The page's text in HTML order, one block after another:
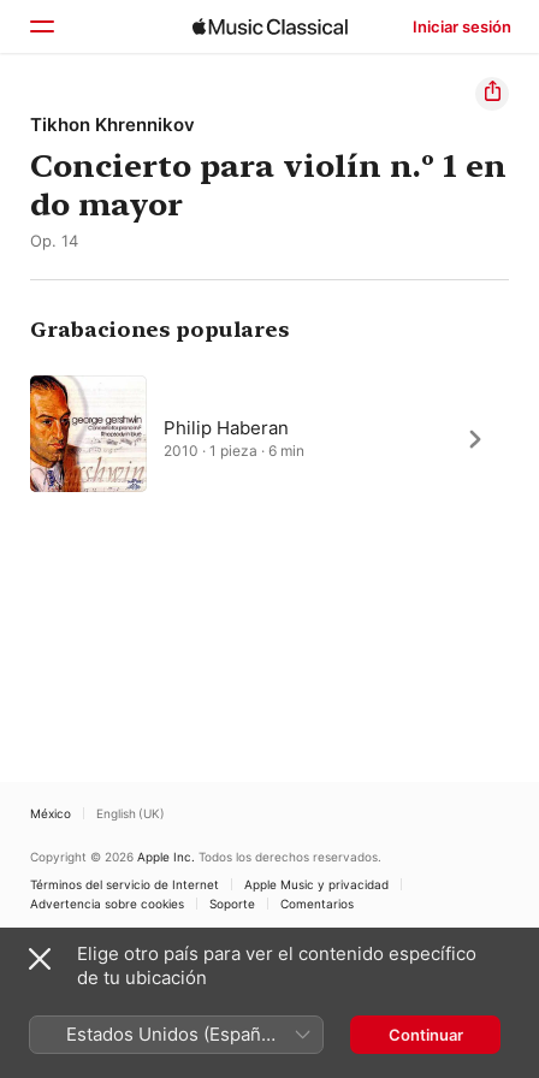
Iniciar sesión
Inicio
Explorar
Buscar
Tikhon Khrennikov
Concierto para violín n.º 1 en
do mayor
Op. 14
Grabaciones populares
Philip Haberan
2010 · 1 pieza · 6 min
México English (UK)
Copyright © 2026 Apple Inc. Todos los derechos reservados.
Términos del servicio de Internet
Apple Music y privacidad
Advertencia sobre cookies
Soporte Comentarios
Elige otro país para ver el contenido específico
de tu ubicación
Estados Unidos (Español
México)
Continuar